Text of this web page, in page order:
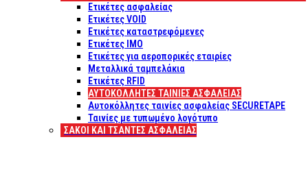
Ετικέτες ασφαλείας
Ετικέτες VOID
Ετικέτες καταστρεφόμενες
Ετικέτες IMO
Ετικέτες για αεροπορικές εταιρίες
Μεταλλικά ταμπελάκια
Ετικέτες RFID
ΑΥΤΟΚΌΛΛΗΤΕΣ ΤΑΙΝΊΕΣ ΑΣΦΑΛΕΊΑΣ
Αυτοκόλλητες ταινίες ασφαλείας SECURETAPE
Ταινίες με τυπωμένο λογότυπο
ΣΆΚΟΙ ΚΑΙ ΤΣΆΝΤΕΣ ΑΣΦΑΛΕΊΑΣ